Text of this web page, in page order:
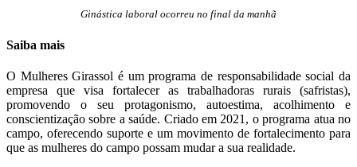
Ginástica laboral ocorreu no final da manhã
Saiba mais
O Mulheres Girassol é um programa de responsabilidade social da
empresa que visa fortalecer as trabalhadoras rurais (safristas),
promovendo o seu protagonismo, autoestima, acolhimento e
conscientização sobre a saúde. Criado em 2021, o programa atua no
campo, oferecendo suporte e um movimento de fortalecimento para
que as mulheres do campo possam mudar a sua realidade.